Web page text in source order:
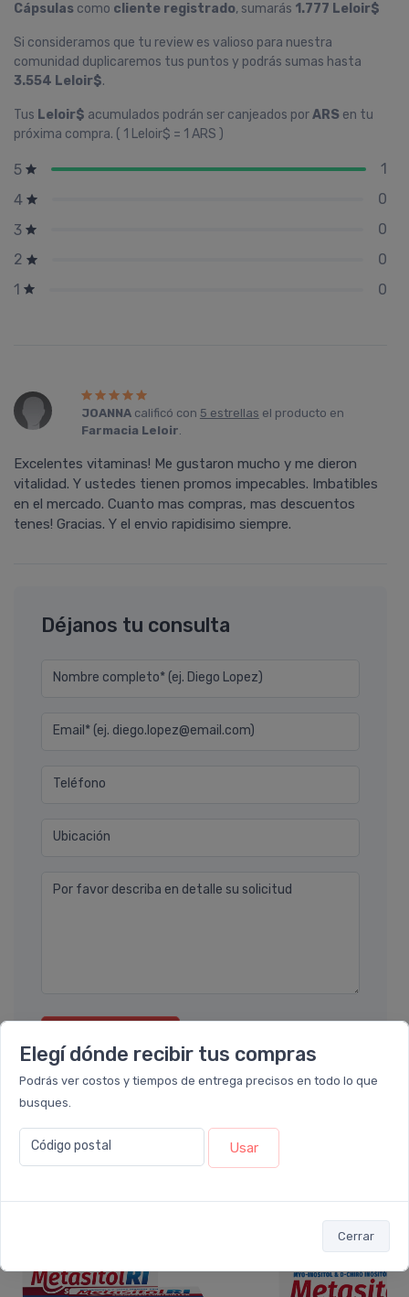
Elegí dónde recibir tus compras
Podrás ver costos y tiempos de entrega precisos en todo lo que
busques.
Código postal Usar
Cerrar
Cápsulas como cliente registrado, sumarás 1.777 Leloir$
Si consideramos que tu review es valioso para nuestra
comunidad duplicaremos tus puntos y podrás sumas hasta
3.554 Leloir$.
Tus Leloir$ acumulados podrán ser canjeados porARS en tu
próxima compra. ( 1 Leloir$ = 1 ARS )
5
1
4
0
3
0
2
0
1
0
JOANNAcalificó con 5 estrellas el producto en
Farmacia Leloir.
Excelentes vitaminas! Me gustaron mucho y me dieron
vitalidad. Y ustedes tienen promos impecables. Imbatibles
en el mercado. Cuanto mas compras, mas descuentos
tenes! Gracias. Y el envio rapidisimo siempre.
Déjanos tu consulta
Nombre completo* (ej. Diego Lopez)
Email* (ej. diego.lopez@email.com)
Teléfono
Ubicación
Por favor describa en detalle su solicitud